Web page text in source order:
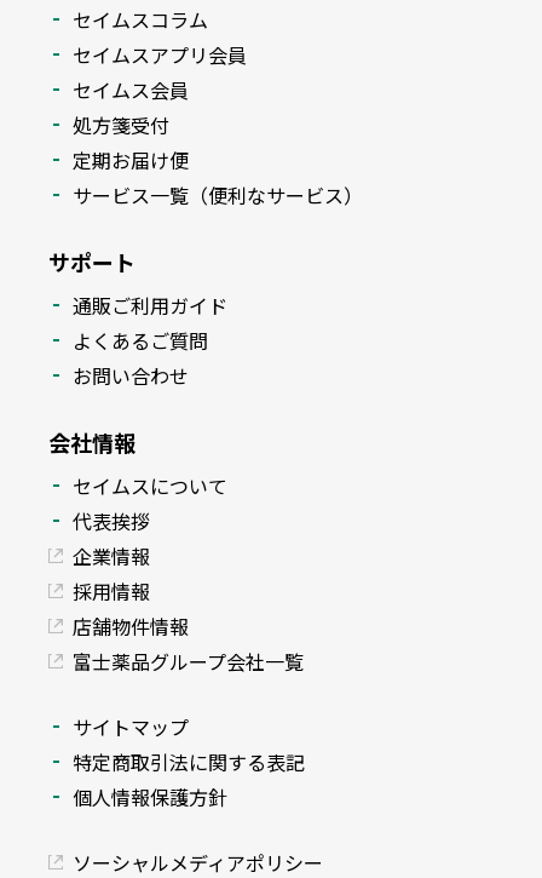
セイムスコラム
セイムスアプリ会員
セイムス会員
処方箋受付
定期お届け便
サービス一覧（便利なサービス）
サポート
通販ご利用ガイド
よくあるご質問
お問い合わせ
会社情報
セイムスについて
代表挨拶
企業情報
採用情報
店舗物件情報
富士薬品グループ会社一覧
サイトマップ
特定商取引法に関する表記
個人情報保護方針
ソーシャルメディアポリシー